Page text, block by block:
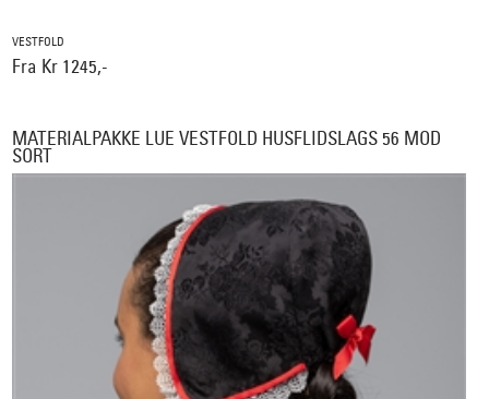
VESTFOLD
Fra Kr 1245,-
MATERIALPAKKE LUE VESTFOLD HUSFLIDSLAGS 56 MOD
SORT